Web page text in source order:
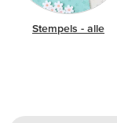
Stempels - alle